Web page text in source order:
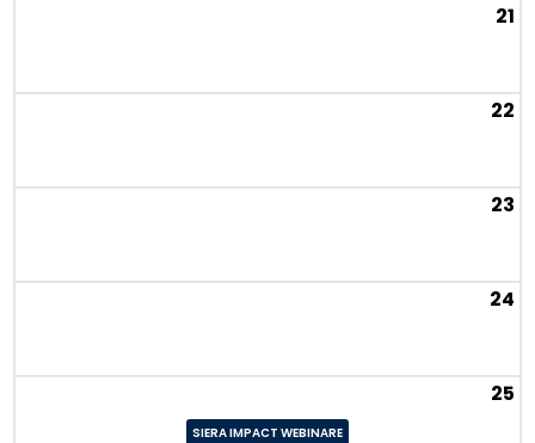
21
22
23
24
25
SIERA IMPACT WEBINARE